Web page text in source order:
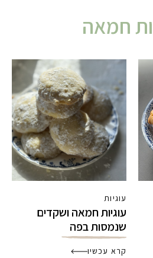
חמאה
עוגיות
עוגיות חמאה ושקדים
שנמסות בפה
קרא עכשיו